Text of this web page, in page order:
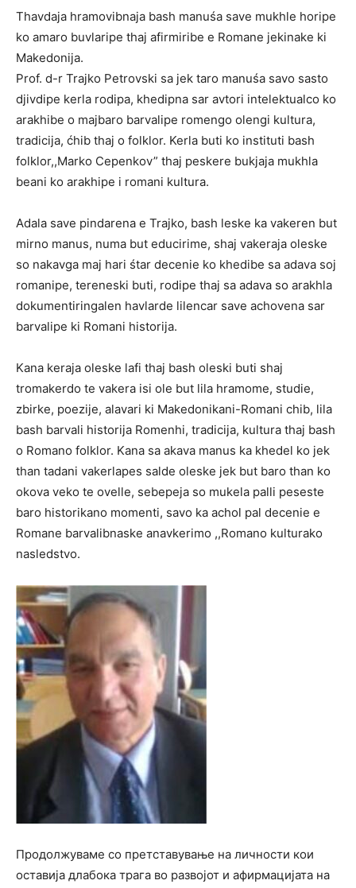
Thavdaja hramovibnaja bash manuśa save mukhle horipe
ko amaro buvlaripe thaj afirmiribe e Romane jekinake ki
Makedonija.
Prof. d-r Trajko Petrovski sa jek taro manuśa savo sasto
djivdipe kerla rodipa, khedipna sar avtori intelektualco ko
arakhibe o majbaro barvalipe romengo olengi kultura,
tradicija, ćhib thaj o folklor. Kerla buti ko instituti bash
folklor,,Marko Cepenkov” thaj peskere bukjaja mukhla
beani ko arakhipe i romani kultura.
Adala save pindarena e Trajko, bash leske ka vakeren but
mirno manus, numa but educirime, shaj vakeraja oleske
so nakavga maj hari śtar decenie ko khedibe sa adava soj
romanipe, tereneski buti, rodipe thaj sa adava so arakhla
dokumentiringalen havlarde lilencar save achovena sar
barvalipe ki Romani historija.
Kana keraja oleske lafi thaj bash oleski buti shaj
tromakerdo te vakera isi ole but lila hramome, studie,
zbirke, poezije, alavari ki Makedonikani-Romani chib, lila
bash barvali historija Romenhi, tradicija, kultura thaj bash
o Romano folklor. Kana sa akava manus ka khedel ko jek
than tadani vakerlapes salde oleske jek but baro than ko
okova veko te ovelle, sebepeja so mukela palli peseste
baro historikano momenti, savo ka achol pal decenie e
Romane barvalibnaske anavkerimo ,,Romano kulturako
nasledstvo.
Продолжуваме со претставување на личности кои
оставија длабока трага во развојот и афирмацијата на